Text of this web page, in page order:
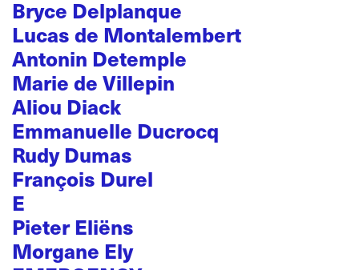
Bryce Delplanque
Lucas de Montalembert
Antonin Detemple
Marie de Villepin
Aliou Diack
Emmanuelle Ducrocq
Rudy Dumas
François Durel
E
Pieter Eliëns
Morgane Ely